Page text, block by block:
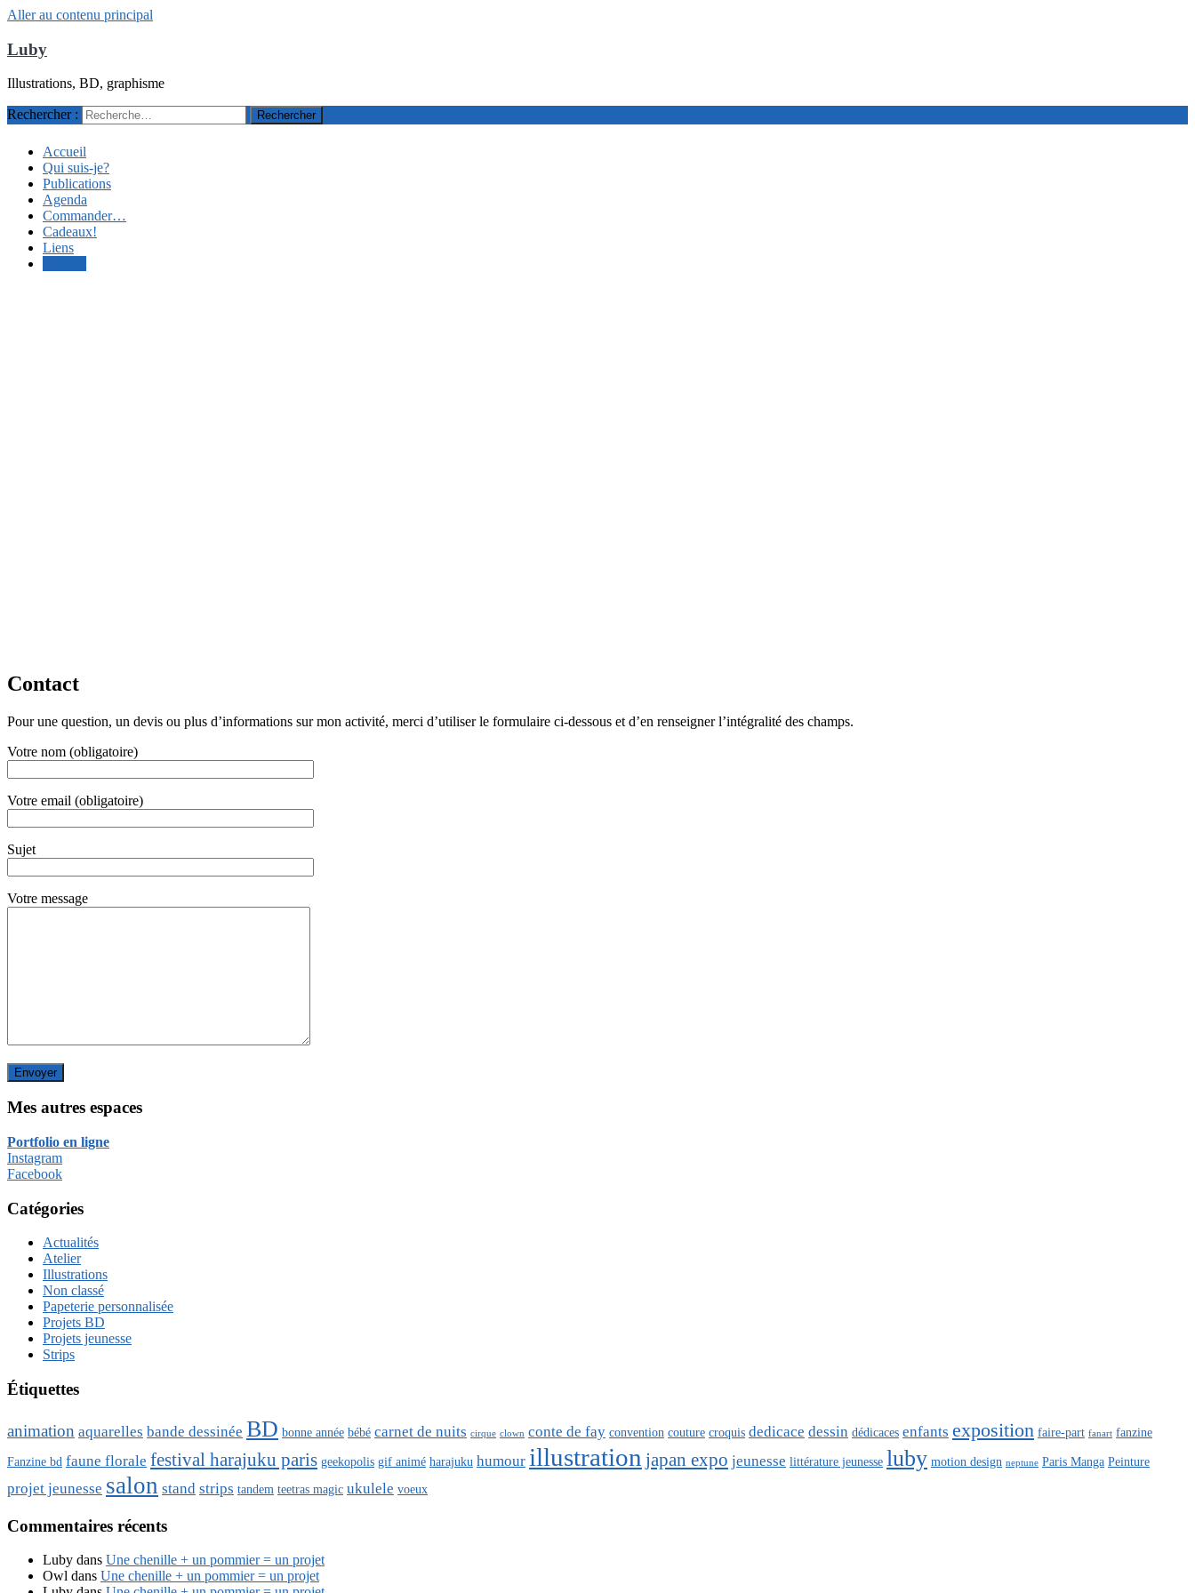
Aller au contenu principal
Luby
Illustrations, BD, graphisme
Rechercher :
Accueil
Qui suis-je?
Publications
Agenda
Commander…
Cadeaux!
Liens
Contact
Pour une question, un devis ou plus d’informations sur mon activité, merci d’utiliser le formulaire ci-dessous et d’en renseigner l’intégralité des champs.
Votre nom (obligatoire)
Votre email (obligatoire)
Sujet
Votre message
Mes autres espaces
Portfolio en ligne
Instagram
Facebook
Catégories
Actualités
Atelier
Illustrations
Non classé
Papeterie personnalisée
Projets BD
Projets jeunesse
Strips
Étiquettes
animation aquarelles bande dessinée BD bonne année bébé carnet de nuits cirque clown conte de fay convention couture croquis dedicace dessin dédicaces enfants exposition faire-part fanart fanzine
Fanzine bd faune florale festival harajuku paris geekopolis gif animé harajuku humour illustration japan expo jeunesse littérature jeunesse luby motion design neptune Paris Manga Peinture
projet jeunesse salon stand strips tandem teetras magic ukulele voeux
Commentaires récents
Luby dans Une chenille + un pommier = un projet
Owl dans Une chenille + un pommier = un projet